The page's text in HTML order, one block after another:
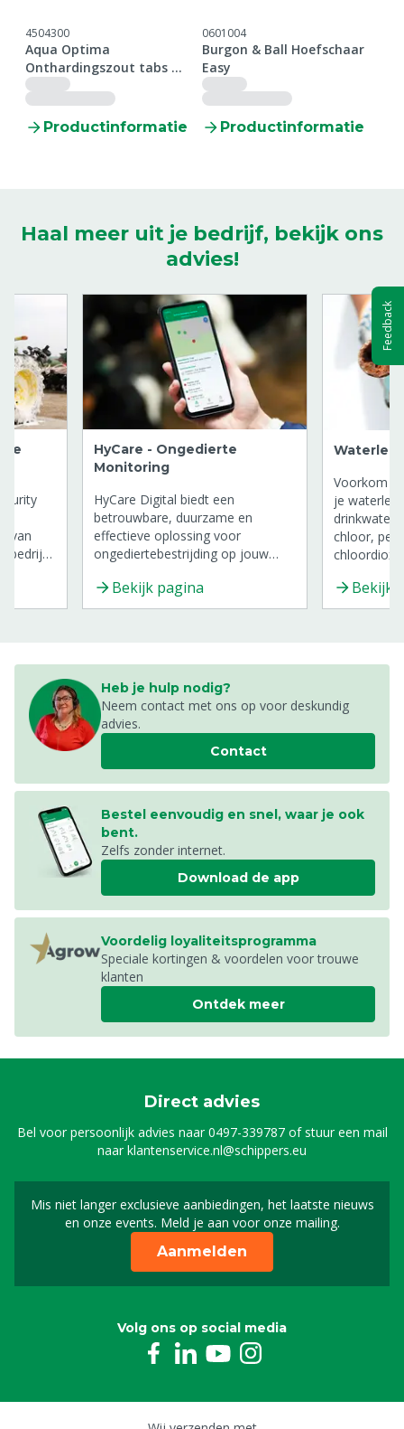
4504300
Aqua Optima
Onthardingszout tabs 25
kg, p/40
Productinformatie
0601004
Burgon & Ball Hoefschaar
Easy
Productinformatie
Haal meer uit je bedrijf, bekijk ons
advies!
van
bedrijf
HyCare - Ongedierte
Monitoring
HyCare Digital biedt een
betrouwbare, duurzame en
effectieve oplossing voor
ongediertebestrijding op jouw
Bekijk pagina
Voorkom
je
chloor,
Bekijk
Heb je hulp nodig?
Neem contact met ons op voor deskundig
advies.
Contact
Bestel eenvoudig en snel, waar je ook
bent.
Zelfs zonder internet.
Download de app
Voordelig loyaliteitsprogramma
Speciale kortingen & voordelen voor trouwe
klanten
Ontdek meer
Direct advies
Bel voor persoonlijk advies naar0497-339787of stuur een mail
naarklantenservice.nl@schippers.eu
Mis niet langer exclusieve aanbiedingen, het laatste nieuws
en onze events. Meld je aan voor onze mailing.
Schrijf je in voor onze
Aanmelden
Volg ons op social media
Feedback